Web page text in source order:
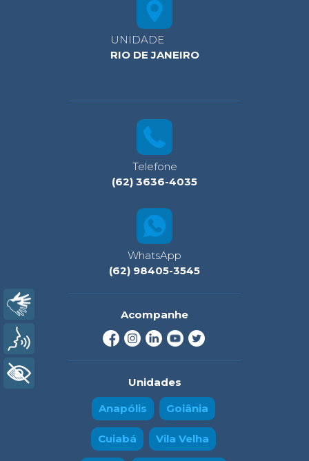
UNIDADE
RIO DE JANEIRO
Telefone
(62) 3636-4035
WhatsApp
(62) 98405-3545
Acompanhe
Unidades
Anapólis
Goiânia
Cuiabá Vila Velha